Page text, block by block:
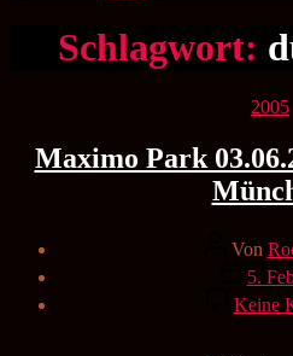
Schlagwort:
2005
Maximo Park
Von
5.
Keine